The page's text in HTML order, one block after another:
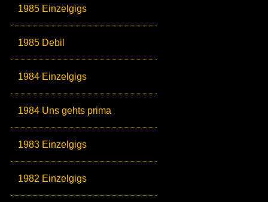
1985 Einzelgigs
1985 Debil
1984 Einzelgigs
1984 Uns gehts prima
1983 Einzelgigs
1982 Einzelgigs